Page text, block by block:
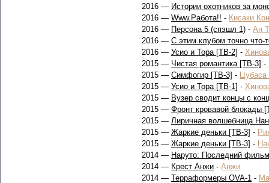
2016 — Истории охотников за
2016 — Www.Работа!! - Кисаки
2016 — Персона 5 (спэшл 1) - Ан
2016 — С этим клубом точно что-
2016 — Усио и Тора [ТВ-2] -
2015 — Чистая романтика [ТВ-3] -
2015 — Симфогир [ТВ-3] - Цубаса
2015 — Усио и Тора [ТВ-1] -
2015 — Вузер сводит концы с
2015 — Фронт кровавой блокады
2015 — Лиричная волшебница
2015 — Жаркие деньки [ТВ-3] -
2015 — Жаркие деньки [ТВ-3] -
2014 — Наруто: Последний фильм
2014 — Крест Анжи - Анжи
2014 — Терраформеры OVA-1 -